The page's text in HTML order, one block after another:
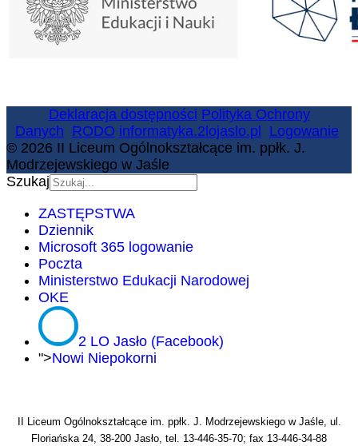
Deklaracja dostępności Polityka Ochrony
Danych RODO informatyka.2lojaslo.pl
Logowanie
© 2026 II Liceum Ogólnokształcące im. ppłk. J.
Modrzejewskiego w Jaśle
Szukaj
ZASTĘPSTWA
Dziennik
Microsoft 365 logowanie
Poczta
Ministerstwo Edukacji Narodowej
OKE
2 LO Jasło (Facebook)
">Nowi Niepokorni
II Liceum Ogólnokształcące im. ppłk. J. Modrzejewskiego w Jaśle, ul.
Floriańska 24, 38-200 Jasło, tel. 13-446-35-70; fax 13-446-34-88